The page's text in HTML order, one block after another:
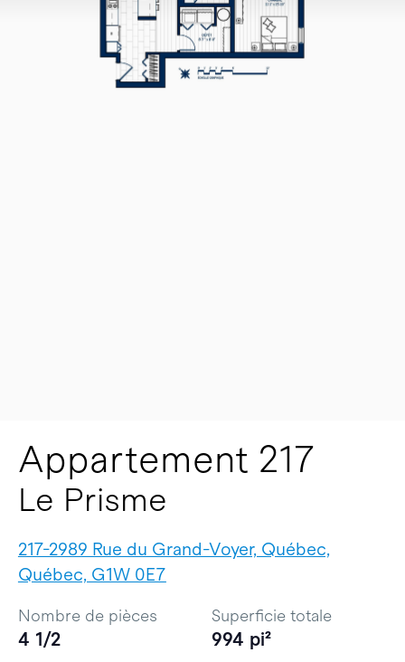
Appartement 217
Le Prisme
217-2989 Rue du Grand-Voyer, Québec,
Québec, G1W 0E7
Nombre de pièces
4 1/2
Superficie totale
994 pi²